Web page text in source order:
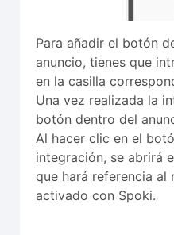
Para añadir el botón
anuncio, tienes que
en la casilla
Una vez realizada la
botón dentro del
Al hacer clic en el
integración, se abrirá
que hará referencia al
activado con Spoki.